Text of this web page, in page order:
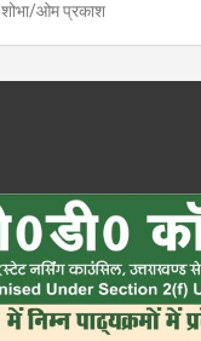
शोभा/ओम प्रकाश